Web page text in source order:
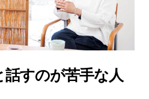
すのが苦手な人